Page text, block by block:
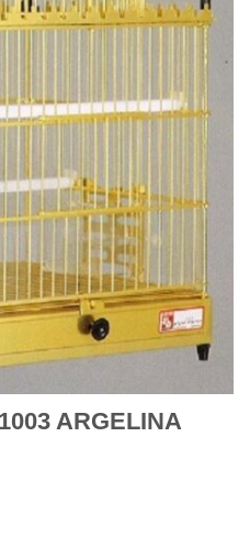
ARGELINA